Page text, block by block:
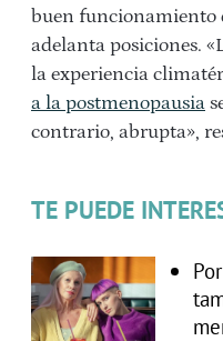
buen funcionamiento
adelanta posiciones.
la experiencia
a la postmenopausia
contrario, abrupta»,
TE PUEDE